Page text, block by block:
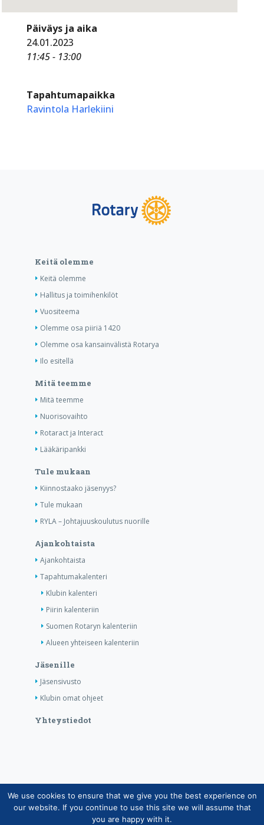
Päiväys ja aika
24.01.2023
11:45 - 13:00
Tapahtumapaikka
Ravintola Harlekiini
Keitä olemme
Keitä olemme
Hallitus ja toimihenkilöt
Vuositeema
Olemme osa piiriä 1420
Olemme osa kansainvälistä Rotarya
Ilo esitellä
Mitä teemme
Mitä teemme
Nuorisovaihto
Rotaract ja Interact
Lääkäripankki
Tule mukaan
Kiinnostaako jäsenyys?
Tule mukaan
RYLA – Johtajuuskoulutus nuorille
Ajankohtaista
Ajankohtaista
Tapahtumakalenteri
Klubin kalenteri
Piirin kalenteriin
Suomen Rotaryn kalenteriin
Alueen yhteiseen kalenteriin
Jäsenille
Jäsensivusto
Klubin omat ohjeet
Yhteystiedot
Copyright © Suomen Rotarypalvelu ry 2026 |
Jäsentietojärjestelmän tietosuojaseloste|Henkilötietojen
We use cookies to ensure that we give you the best experience on
our website. If you continue to use this site we will assume that
you are happy with it.